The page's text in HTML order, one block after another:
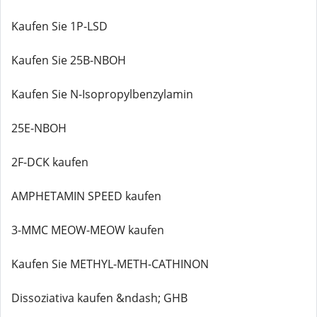
Kaufen Sie 1P-LSD
Kaufen Sie 25B-NBOH
Kaufen Sie N-Isopropylbenzylamin
25E-NBOH
2F-DCK kaufen
AMPHETAMIN SPEED kaufen
3-MMC MEOW-MEOW kaufen
Kaufen Sie METHYL-METH-CATHINON
Dissoziativa kaufen &ndash; GHB